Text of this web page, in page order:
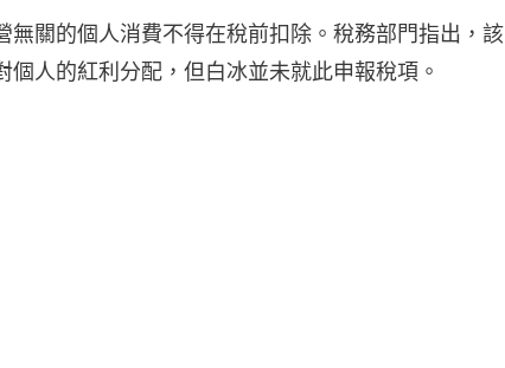
無關的個人消費不得在稅前扣除。稅務部門指出，該
個人的紅利分配，但白冰並未就此申報稅項。